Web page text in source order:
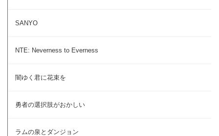
SANYO
NTE: Neverness to Everness
闇ゆく君に花束を
勇者の選択肢がおかしい
ラムの泉とダンジョン